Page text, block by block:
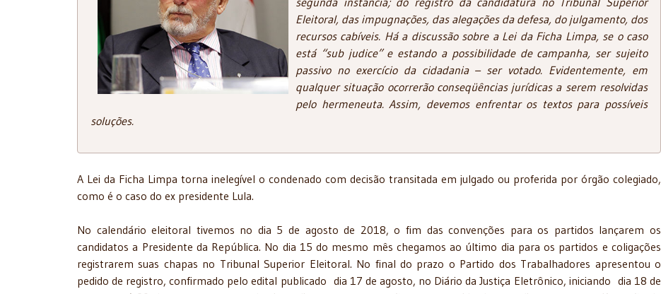
Eleitoral, das impugnações, das alegações da defesa, do julgamento, dos
recursos cabíveis. Há a discussão sobre a Lei da Ficha Limpa, se o caso
está “sub judice” e estando a possibilidade de campanha, ser sujeito
passivo no exercício da cidadania – ser votado. Evidentemente, em
qualquer situação ocorrerão conseqüências jurídicas a serem resolvidas
pelo hermeneuta. Assim, devemos enfrentar os textos para possíveis
soluções.
A Lei da Ficha Limpa torna inelegível o condenado com decisão transitada em julgado ou proferida por órgão colegiado,
como é o caso do ex presidente Lula.
No calendário eleitoral tivemos no dia 5 de agosto de 2018, o fim das convenções para os partidos lançarem os
candidatos a Presidente da República. No dia 15 do mesmo mês chegamos ao último dia para os partidos e coligações
registrarem suas chapas no Tribunal Superior Eleitoral. No final do prazo o Partido dos Trabalhadores apresentou o
pedido de registro, confirmado pelo edital publicado dia 17 de agosto, no Diário da Justiça Eletrônico, iniciando dia 18 de